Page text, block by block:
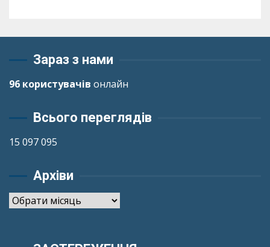
Зараз з нами
96 користувачів онлайн
Всього переглядів
15 097 095
Архіви
Архіви